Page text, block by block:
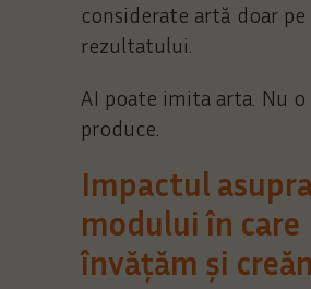
considerate artă doar pe
rezultatului.
AI poate imita arta. Nu o
produce.
Impactul
modului în care
învățăm și